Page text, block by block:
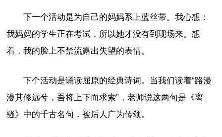
下一个活动是为自己的妈妈系上蓝丝带。我心想：
我妈妈的学生正在考试，所以她才没有到现场来。想
着，我的脸上不禁流露出失望的表情。
下个活动是诵读屈原的经典诗词。当我们读着“路漫
漫其修远兮，吾将上下而求索”，老师说这两句是《离
骚》中的千古名句，被后人广为传颂。